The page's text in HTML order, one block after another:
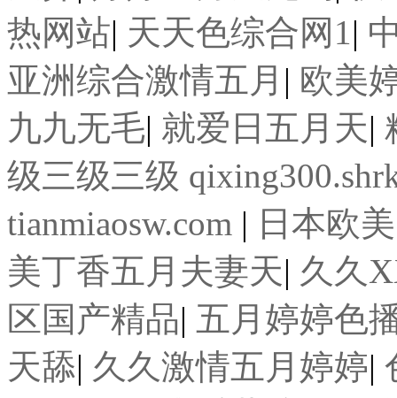
热网站| 天天色综合网1|
亚洲综合激情五月 | 欧美
九九无毛| 就爱日五月天|
级三级三级
tianmiaosw.com | 日本欧
美丁香五月夫妻天| 久久
区国产精品| 五月婷婷色
天舔| 久久激情五月婷婷|